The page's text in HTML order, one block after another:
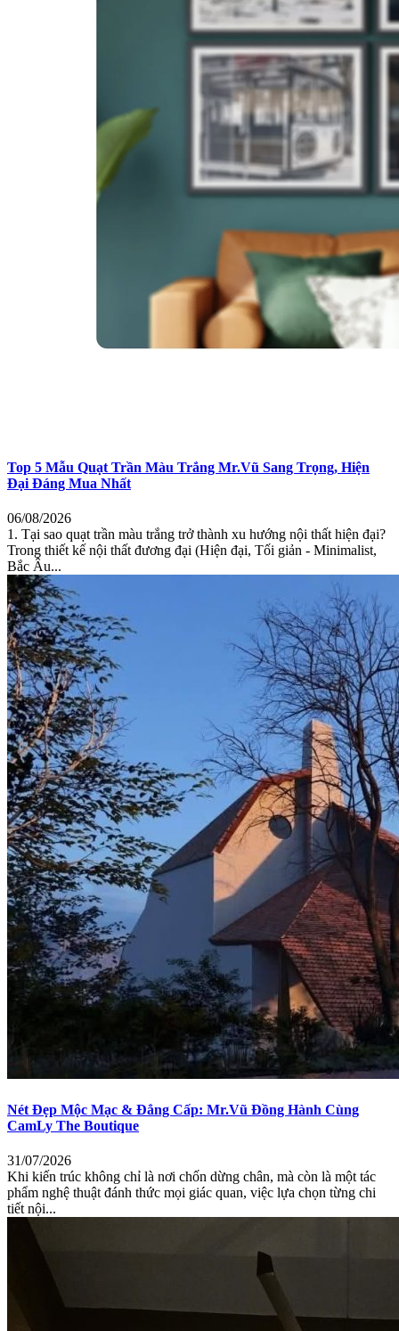
Top 5 Mẫu Quạt Trần Màu Trắng Mr.Vũ Sang Trọng, Hiện
Đại Đáng Mua Nhất
06/08/2026
1. Tại sao quạt trần màu trắng trở thành xu hướng nội thất hiện đại?
Trong thiết kế nội thất đương đại (Hiện đại, Tối giản - Minimalist,
Bắc Âu...
Nét Đẹp Mộc Mạc & Đẳng Cấp: Mr.Vũ Đồng Hành Cùng
CamLy The Boutique
31/07/2026
Khi kiến trúc không chỉ là nơi chốn dừng chân, mà còn là một tác
phẩm nghệ thuật đánh thức mọi giác quan, việc lựa chọn từng chi
tiết nội...